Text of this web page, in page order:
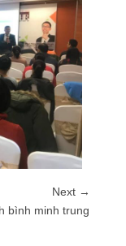
Next →
bình minh trung